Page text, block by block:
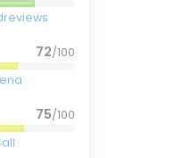
72/100
75/100